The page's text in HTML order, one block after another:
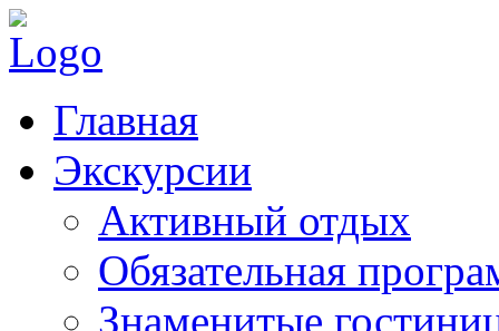
Главная
Экскурсии
Активный отдых
Обязательная
Знаменитые